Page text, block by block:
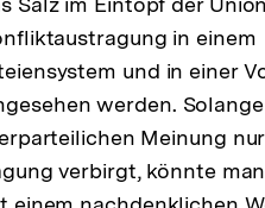
in einem
und in einer
werden.
Meinung
verbirgt, könnte